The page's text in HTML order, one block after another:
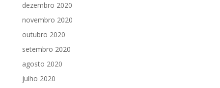
dezembro 2020
novembro 2020
outubro 2020
setembro 2020
agosto 2020
julho 2020